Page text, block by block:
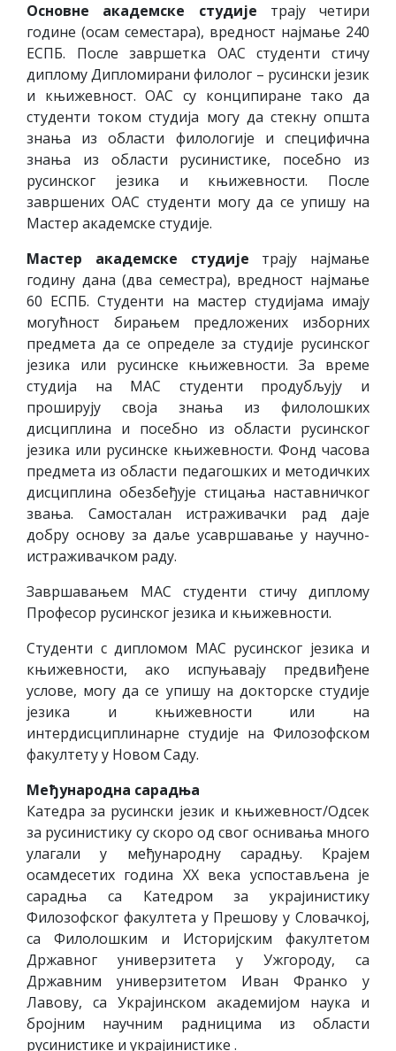
Основне академске студије трају четири
године (осам семестара), вредност најмање 240
ЕСПБ. После завршетка ОАС студенти стичу
диплому Дипломирани филолог – русински језик
и књижевност. ОАС су конципиране тако да
студенти током студија могу да стекну општа
знања из области филологије и специфична
знања из области русинистике, посебно из
русинског језика и књижевности. После
завршених ОАС студенти могу да се упишу на
Мастер академске студије.
Мастер академске студије трају најмање
годину дана (два семестра), вредност најмање
60 ЕСПБ. Студенти на мастер студијама имају
могућност бирањем предложених изборних
предмета да се определе за студије русинског
језика или русинске књижевности. За време
студија на МАС студенти продубљују и
проширују своја знања из филолошких
дисциплина и посебно из области русинског
језика или русинске књижевности. Фонд часова
предмета из области педагошких и методичких
дисциплина обезбеђује стицања наставничког
звања. Самосталан истраживачки рад даје
добру основу за даље усавршавање у научно-
истраживачком раду.
Завршавањем МАС студенти стичу диплому
Професор русинског језика и књижевности.
Студенти с дипломом МАС русинског језика и
књижевности, ако испуњавају предвиђене
услове, могу да се упишу на докторске студије
језика и књижевности или на
интердисциплинарне студије на Филозофском
факултету у Новом Саду.
Међународна сарадња
Катедра за русински језик и књижевност/Одсек
за русинистику су скоро од свог оснивања много
улагали у међународну сарадњу. Крајем
осамдесетих година ХХ века успостављена је
сарадња са Катедром за украјинистику
Филозофског факултета у Прешову у Словачкој,
са Филолошким и Историјским факултетом
Државног универзитета у Ужгороду, са
Државним универзитетом Иван Франко у
Лавову, са Украјинском академијом наука и
бројним научним радницима из области
русинистике и украјинистике .